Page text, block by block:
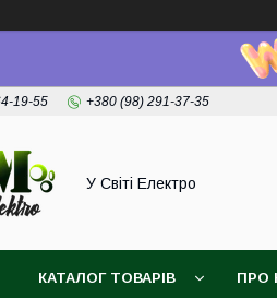
19-55 +380 (98) 291-37-35
У Світі Електро
КАТАЛОГ ТОВАРІВ ПРО